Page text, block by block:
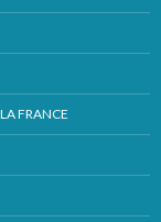
FRANCE